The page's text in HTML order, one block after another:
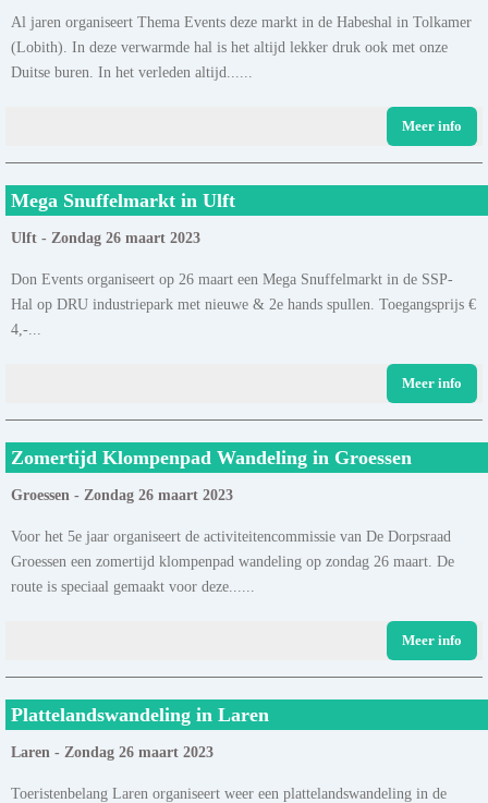
Al jaren organiseert Thema Events deze markt in de Habeshal in Tolkamer
(Lobith). In deze verwarmde hal is het altijd lekker druk ook met onze
Duitse buren. In het verleden altijd......
Meer info
Mega Snuffelmarkt in Ulft
Ulft - Zondag 26 maart 2023
Don Events organiseert op 26 maart een Mega Snuffelmarkt in de SSP-
Hal op DRU industriepark met nieuwe & 2e hands spullen. Toegangsprijs €
4,-...
Meer info
Zomertijd Klompenpad Wandeling in Groessen
Groessen - Zondag 26 maart 2023
Voor het 5e jaar organiseert de activiteitencommissie van De Dorpsraad
Groessen een zomertijd klompenpad wandeling op zondag 26 maart. De
route is speciaal gemaakt voor deze......
Meer info
Plattelandswandeling in Laren
Laren - Zondag 26 maart 2023
Toeristenbelang Laren organiseert weer een plattelandswandeling in de